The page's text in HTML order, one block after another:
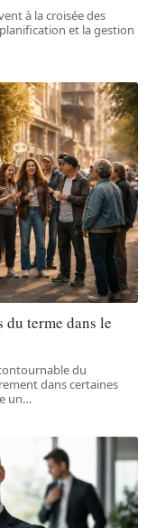
à la croisée des
et la gestion
terme dans le
du
dans certaines
un…